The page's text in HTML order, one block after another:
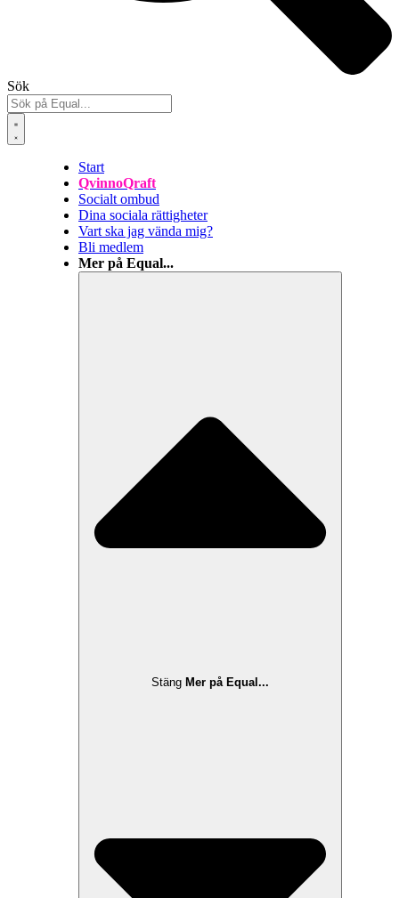
Sök
Start
QvinnoQraft
Socialt ombud
Dina sociala rättigheter
Vart ska jag vända mig?
Bli medlem
Mer på Equal...
Stäng Mer på Equal...